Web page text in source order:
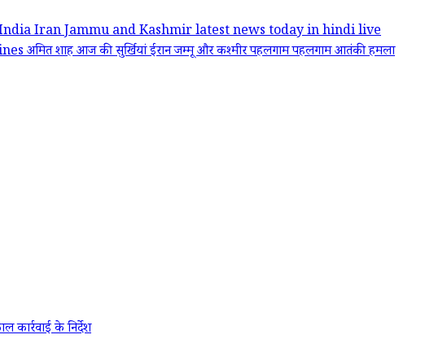
IranJammu and Kashmirlatest news today in hindilive
अमित शाहआज की सुर्खियांईरानजम्मू और कश्मीरपहलगामपहलगाम आतंकी हमला
के निर्देश